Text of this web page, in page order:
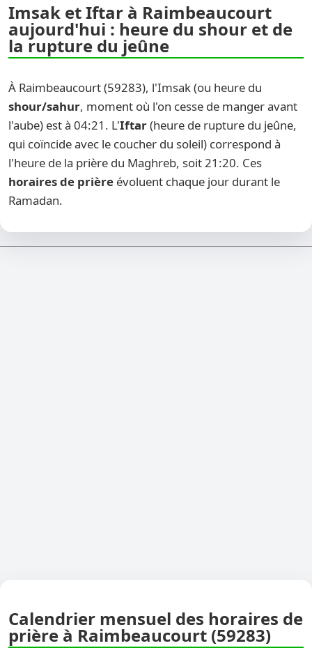
Imsak et Iftar à Raimbeaucourt
aujourd'hui : heure du shour et de
la rupture du jeûne
À Raimbeaucourt (59283), l'Imsak (ou heure du
shour/sahur, moment où l'on cesse de manger avant
l'aube) est à 04:21. L'Iftar(heure de rupture du jeûne,
qui coïncide avec le coucher du soleil) correspond à
l'heure de la prière du Maghreb, soit 21:20. Ces
horaires de prière évoluent chaque jour durant le
Ramadan.
Calendrier mensuel des horaires de
prière à Raimbeaucourt (59283)